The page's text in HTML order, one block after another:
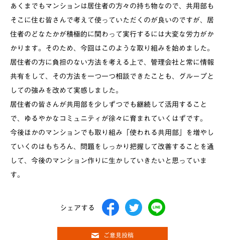
あくまでもマンションは居住者の方々の持ち物なので、共用部も
そこに住む皆さんで考えて使っていただくのが良いのですが、居
住者のどなたかが積極的に関わって実行するには大変な労力がか
かります。そのため、今回はこのような取り組みを始めました。
居住者の方に負担のない方法を考える上で、管理会社と常に情報
共有をして、その方法を一つ一つ相談できたことも、グループと
しての強みを改めて実感しました。
居住者の皆さんが共用部を少しずつでも継続して活用すること
で、ゆるやかなコミュニティが徐々に育まれていくはずです。
今後ほかのマンションでも取り組み「使われる共用部」を増やし
ていくのはもちろん、問題をしっかり把握して改善することを通
して、今後のマンション作りに生かしていきたいと思っていま
す。
シェアする
ご意見投稿